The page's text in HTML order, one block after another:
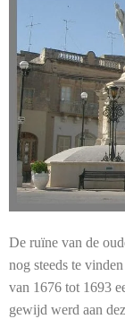
De ruïne van de
nog steeds te
van 1676 tot 1693
gewijd werd aan